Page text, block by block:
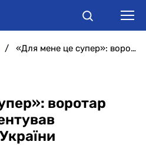
«Для мене це супер»: воротар збірної прокоментував повернення до України
воротар